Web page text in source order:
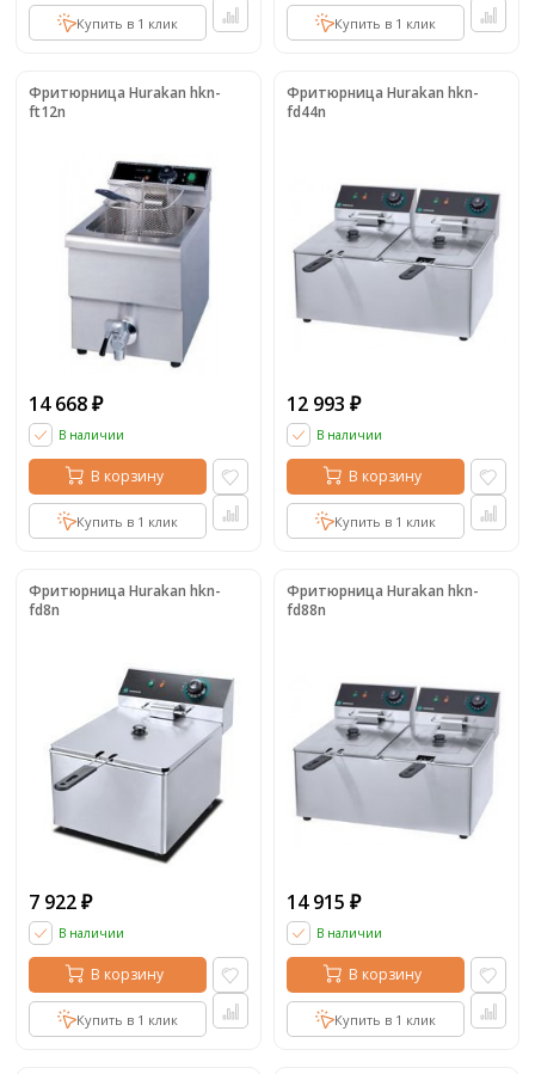
Купить в 1 клик Купить в 1 клик
Фритюрница Hurakan hkn-
ft12n
14 668 ₽
В наличии
В корзину
Купить в 1 клик
Фритюрница Hurakan hkn-
fd44n
12 993 ₽
В наличии
В корзину
Купить в 1 клик
Фритюрница Hurakan hkn-
fd8n
7 922 ₽
В наличии
В корзину
Купить в 1 клик
Фритюрница Hurakan hkn-
fd88n
14 915 ₽
В наличии
В корзину
Купить в 1 клик